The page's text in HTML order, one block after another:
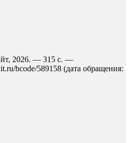
2026. — 315 с. —
bcode/589158 (дата обращения: